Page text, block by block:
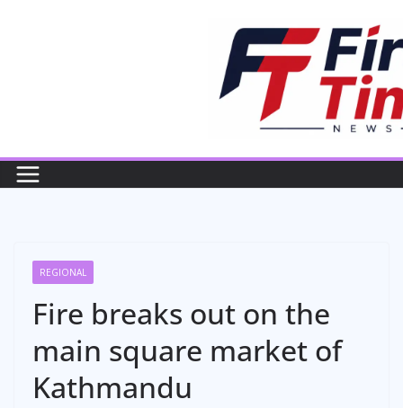
REGIONAL
Fire breaks out on the
main square market of
Kathmandu